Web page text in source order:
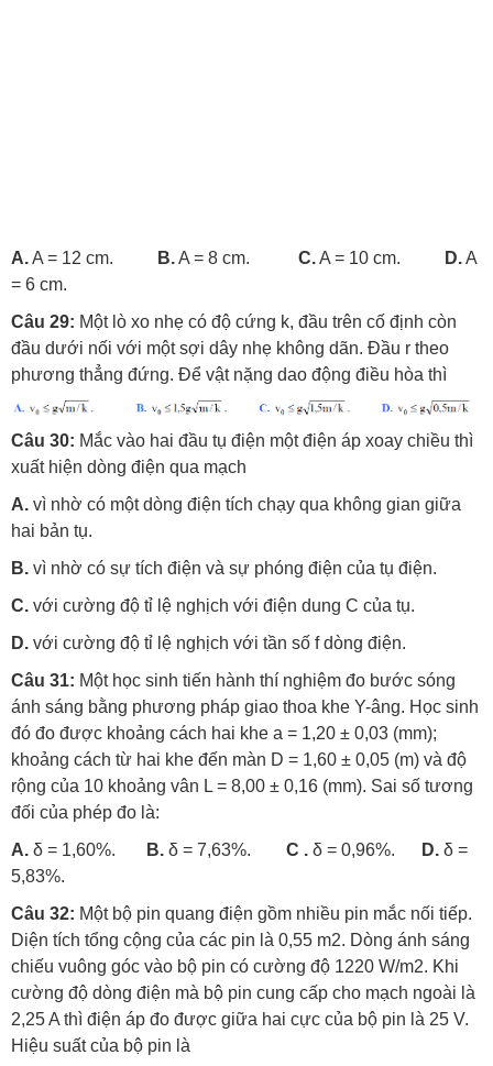
A.A = 12 cm. B.A = 8 cm. C.A = 10 cm. D.A
= 6 cm.
Câu 29: Một lò xo nhẹ có độ cứng k, đầu trên cố định còn
đầu dưới nối với một sợi dây nhẹ không dãn. Đầu r theo
phương thẳng đứng. Để vật nặng dao động điều hòa thì
Câu 30: Mắc vào hai đầu tụ điện một điện áp xoay chiều thì
xuất hiện dòng điện qua mạch
A. vì nhờ có một dòng điện tích chạy qua không gian giữa
hai bản tụ.
B. vì nhờ có sự tích điện và sự phóng điện của tụ điện.
C. với cường độ tỉ lệ nghịch với điện dung C của tụ.
D. với cường độ tỉ lệ nghịch với tần số f dòng điện.
Câu 31: Một học sinh tiến hành thí nghiệm đo bước sóng
ánh sáng bằng phương pháp giao thoa khe Y-âng. Học sinh
đó đo được khoảng cách hai khe a = 1,20 ± 0,03 (mm);
khoảng cách từ hai khe đến màn D = 1,60 ± 0,05 (m) và độ
rộng của 10 khoảng vân L = 8,00 ± 0,16 (mm). Sai số tương
đối của phép đo là:
A. δ = 1,60%. B. δ = 7,63%. C . δ = 0,96%. D. δ =
5,83%.
Câu 32: Một bộ pin quang điện gồm nhiều pin mắc nối tiếp.
Diện tích tổng cộng của các pin là 0,55 m2. Dòng ánh sáng
chiếu vuông góc vào bộ pin có cường độ 1220 W/m2. Khi
cường độ dòng điện mà bộ pin cung cấp cho mạch ngoài là
2,25 A thì điện áp đo được giữa hai cực của bộ pin là 25 V.
Hiệu suất của bộ pin là